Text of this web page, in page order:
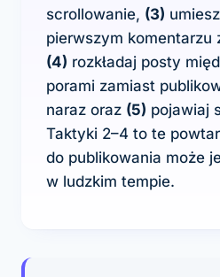
scrollowanie, (3)
pierwszym komentarzu
(4) rozkładaj posty
porami zamiast
naraz oraz (5) pojawiaj
Taktyki 2–4 to te
do publikowania może
w ludzkim tempie.